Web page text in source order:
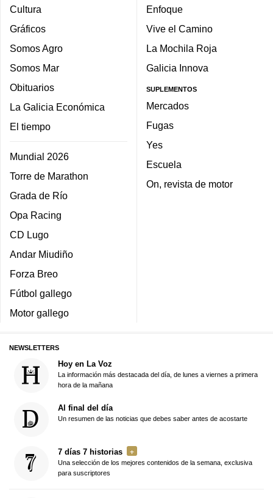
Cultura
Gráficos
Somos Agro
Somos Mar
Obituarios
La Galicia Económica
El tiempo
Mundial 2026
Torre de Marathon
Grada de Río
Opa Racing
CD Lugo
Andar Miudiño
Forza Breo
Fútbol gallego
Motor gallego
Enfoque
Vive el Camino
La Mochila Roja
Galicia Innova
SUPLEMENTOS
Mercados
Fugas
Yes
Escuela
On, revista de motor
NEWSLETTERS
Hoy en La Voz
La información más destacada del día, de lunes a viernes a primera
hora de la mañana
Al final del día
Un resumen de las noticias que debes saber antes de acostarte
7 días 7 historias
Una selección de los mejores contenidos de la semana, exclusiva
para suscriptores